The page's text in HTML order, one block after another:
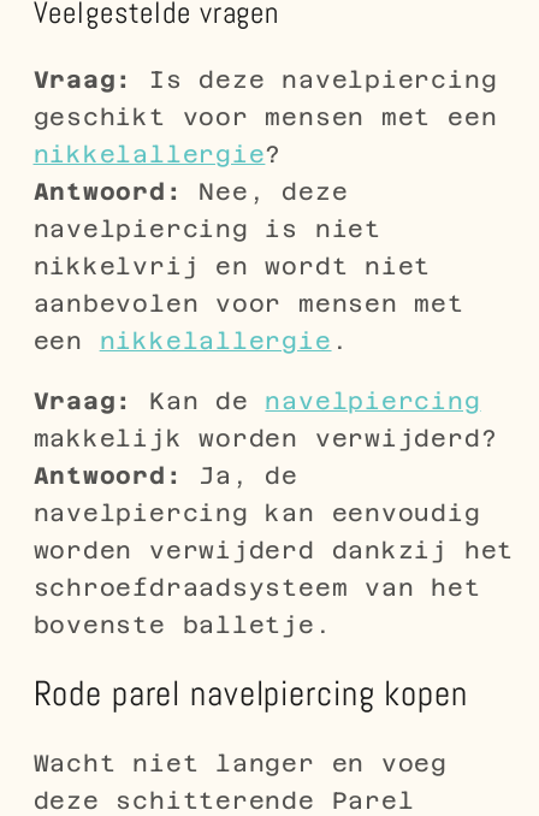
Veelgestelde vragen
Vraag:
Is deze navelpiercing
geschikt voor mensen met een
nikkelallergie?
Antwoord:
Nee, deze
navelpiercing is niet
nikkelvrij en wordt niet
aanbevolen voor mensen met
een nikkelallergie .
Vraag: Kan de navelpiercing
makkelijk worden verwijderd?
Antwoord:
Ja, de
navelpiercing kan eenvoudig
worden verwijderd dankzij het
schroefdraadsysteem van het
bovenste balletje.
Rode parel navelpiercing kopen
Wacht niet langer en voeg
deze schitterende Parel